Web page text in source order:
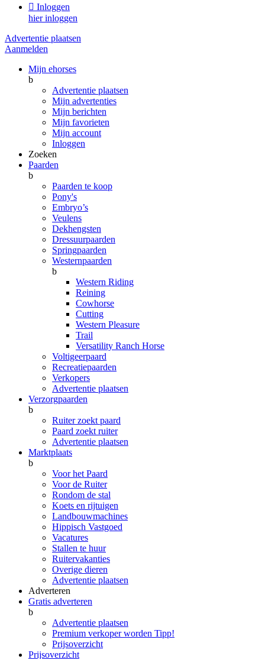
 Inloggen
hier inloggen
Advertentie plaatsen
Aanmelden
Mijn ehorses
b
Advertentie plaatsen
Mijn advertenties
Mijn berichten
Mijn favorieten
Mijn account
Inloggen
Zoeken
Paarden
b
Paarden te koop
Pony's
Embryo’s
Veulens
Dekhengsten
Dressuurpaarden
Springpaarden
Westernpaarden
b
Western Riding
Reining
Cowhorse
Cutting
Western Pleasure
Trail
Versatility Ranch Horse
Voltigeerpaard
Recreatiepaarden
Verkopers
Advertentie plaatsen
Verzorgpaarden
b
Ruiter zoekt paard
Paard zoekt ruiter
Advertentie plaatsen
Marktplaats
b
Voor het Paard
Voor de Ruiter
Rondom de stal
Koets en rijtuigen
Landbouwmachines
Hippisch Vastgoed
Vacatures
Stallen te huur
Ruitervakanties
Overige dieren
Advertentie plaatsen
Adverteren
Gratis adverteren
b
Advertentie plaatsen
Premium verkoper worden Tipp!
Prijsoverzicht
Prijsoverzicht